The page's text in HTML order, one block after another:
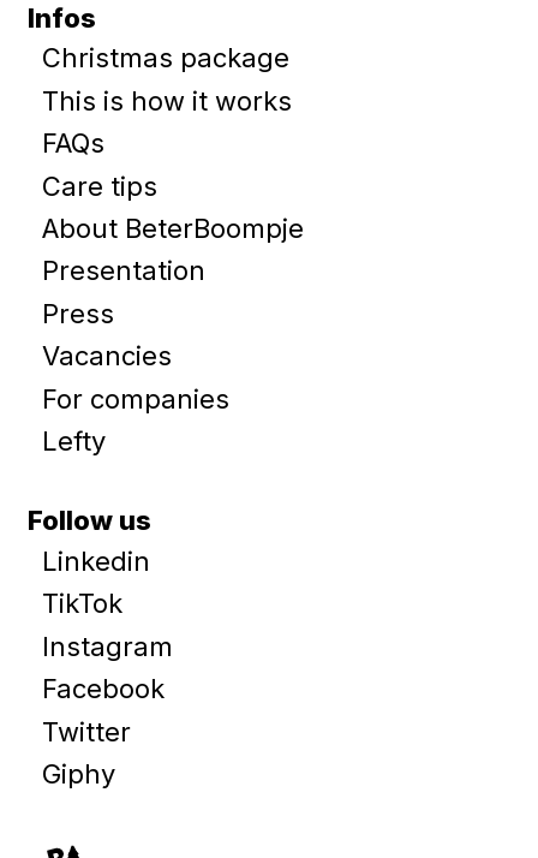
Infos
Christmas package
This is how it works
FAQs
Care tips
About BeterBoompje
Presentation
Press
Vacancies
For companies
Lefty
Follow us
Linkedin
TikTok
Instagram
Facebook
Twitter
Giphy